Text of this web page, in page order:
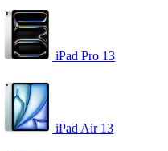
iPad Pro 13
iPad Air 13